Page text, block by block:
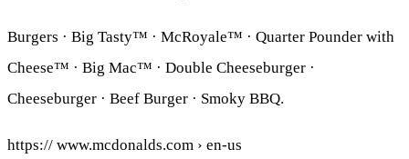
Burgers · Big Tasty™ · McRoyale™ · Quarter Pounder with
Cheese™ · Big Mac™ · Double Cheeseburger ·
Cheeseburger · Beef Burger · Smoky BBQ.
https:// www.mcdonalds.com › en-us